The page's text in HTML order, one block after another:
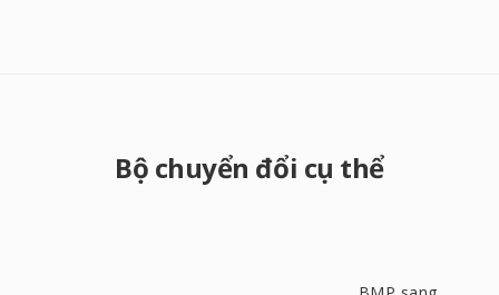
Bộ chuyển đổi cụ thể